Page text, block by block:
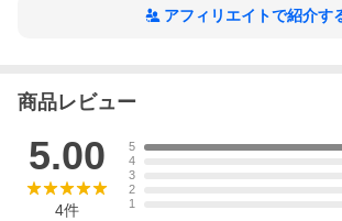
アフィリエイトで紹介す
商品レビュー
5.00
4件
5
4
3
2
1